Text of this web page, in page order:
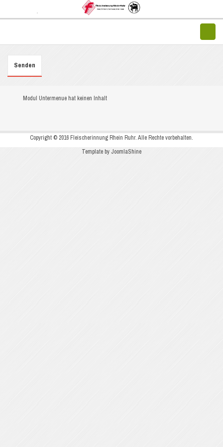
Senden
Modul Untermenue hat keinen Inhalt
Copyright © 2016 Fleischerinnung Rhein Ruhr. Alle Rechte vorbehalten.
Template by JoomlaShine